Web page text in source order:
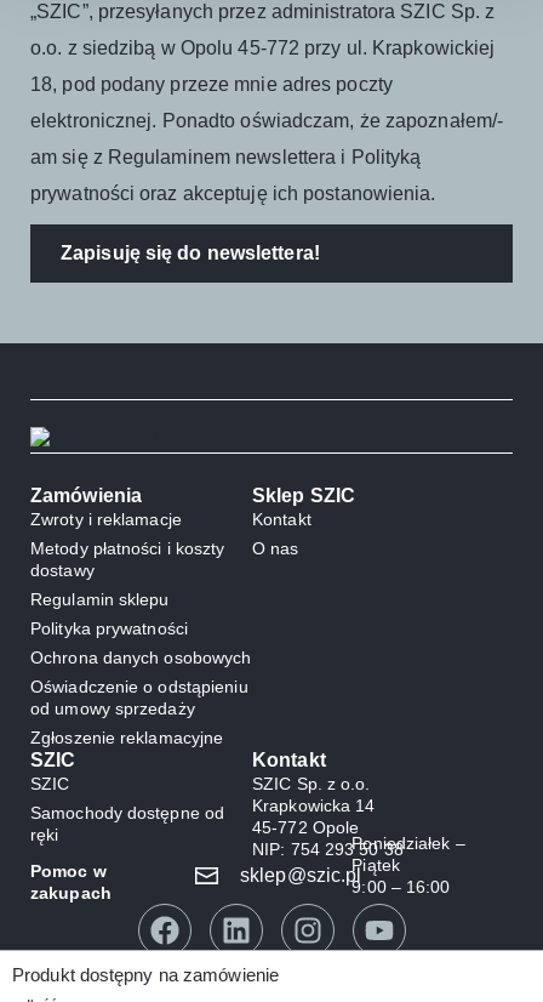
Produkt dostępny na zamówienie
„SZIC”, przesyłanych przez administratora SZIC Sp. z
o.o. z siedzibą w Opolu 45-772 przy ul. Krapkowickiej
18, pod podany przeze mnie adres poczty
elektronicznej. Ponadto oświadczam, że zapoznałem/-
am się z Regulaminem newslettera i Polityką
prywatności oraz akceptuję ich postanowienia.
Zapisuję się do newslettera!
Zamówienia
Zwroty i reklamacje
Metody płatności i koszty
dostawy
Regulamin sklepu
Polityka prywatności
Ochrona danych osobowych
Oświadczenie o odstąpieniu
od umowy sprzedaży
Zgłoszenie reklamacyjne
Sklep SZIC
Kontakt
O nas
SZIC
SZIC
Samochody dostępne od
ręki
Kontakt
SZIC Sp. z o.o.
Krapkowicka 14
45-772 Opole
NIP: 754 293 50 38
Pomoc w
zakupach
Poniedziałek –
Piątek
9:00 – 16:00
sklep@szic.pl